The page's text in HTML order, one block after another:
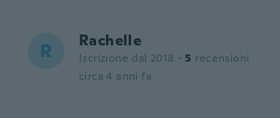
R Rachelle
Iscrizione dal 2018 · 5 recensioni
circa 4 anni fa